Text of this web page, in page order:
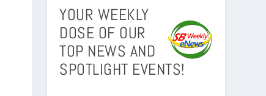
YOUR WEEKLY
DOSE OF OUR
TOP NEWS AND
SPOTLIGHT EVENTS!